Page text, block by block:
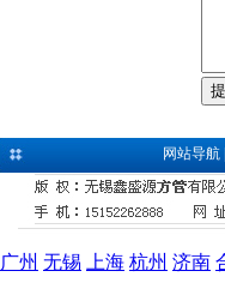
网站导航|
广州 无锡 上海 杭州 济南